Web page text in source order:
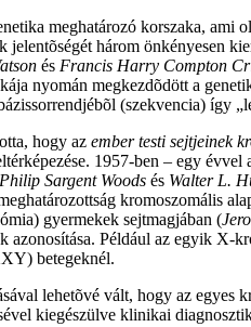
meghatározó korszaka, ami
három önkényesen
és Francis Harry Compton
nyomán megkezdõdött a
(szekvencia) így
hogy az ember testi sejtjeinek
1957-ben – egy
Sargent Woods és Walter L.
kromoszomális
gyermekek sejtmagjában (
azonosítása. Például az egyik
betegeknél.
lehetõvé vált, hogy az
kiegészülve klinikai